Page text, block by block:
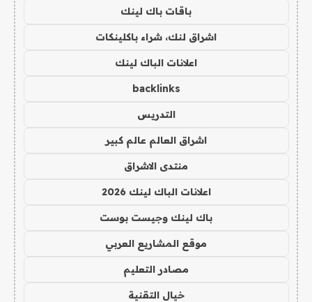
باقات باك لينك
اشراق لنك، شراء باكلينكات
اعلانات الباك لينك
backlinks
التدريس
اشراق العالم عالم كبير
منتدى الاشراق
اعلانات الباك لينك 2026
باك لينك وجيست بوست
موقع المشاريع العربي
مصادر التعليم
خيال التقنية